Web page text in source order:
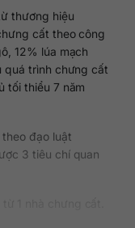
thương hiệu
cất theo công
12% lúa mạch
quá trình chưng cất
tối thiểu 7 năm
đạo luật
3 tiêu chí quan